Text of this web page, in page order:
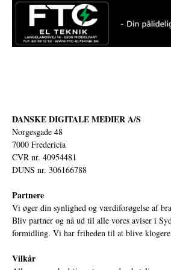
DANSKE DIGITALE MEDIER A/S
Norgesgade 48
7000 Fredericia
CVR nr. 40954481
DUNS nr. 306166788
Partnere
Vi øger din synlighed og værdiforøgelse af
Bliv partner og nå ud til alle vores aviser i
formidling. Vi har friheden til at blive
Vilkår